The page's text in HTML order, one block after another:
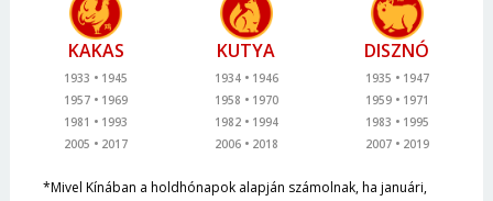
KAKAS
1933
1945
1957
1969
1981
1993
2005
2017
KUTYA
1934
1946
1958
1970
1982
1994
2006
2018
DISZNÓ
1935
1947
1959
1971
1983
1995
2007
2019
*Mivel Kínában a holdhónapok alapján számolnak, ha januári,